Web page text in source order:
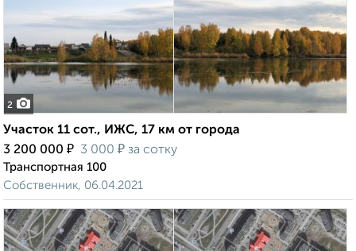
2
Участок 11 сот., ИЖС, 17 км от города
3 200 000 ₽ 3 000 ₽ за сотку
Транспортная 100
Собственник, 06.04.2021